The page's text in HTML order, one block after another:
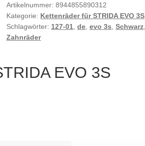
Artikelnummer:8944855890312
Kategorie: Kettenräder für STRIDA EVO 3S
Schlagwörter: 127-01 ,de ,evo 3s ,Schwarz
Zahnräder
EVO 3S